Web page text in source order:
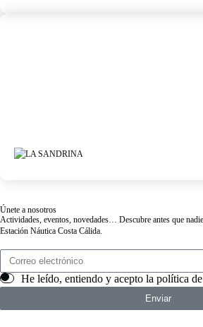
Únete a nosotros
Actividades, eventos, novedades… Descubre antes que
Estación Náutica Costa Cálida.
He leído, entiendo y acepto la política
Enviar